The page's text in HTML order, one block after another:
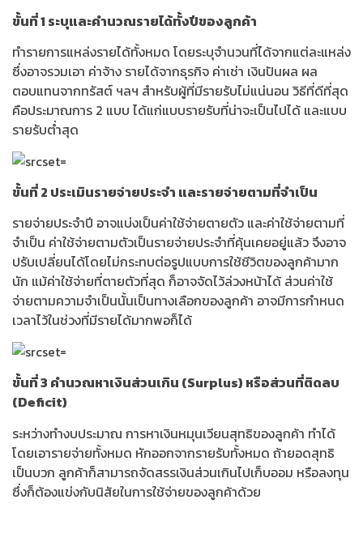
ขั้นที่1 ระบุและคำนวณรายได้ทั้งปีของลูกค้า
ทำรายการแหล่งรายได้ทั้งหมด โดยระบุจำนวนที่ได้จากแต่ละแหล่ง
ซึ่งอาจรวมเอา ค่าจ้าง รายได้จากธุรกิจ ค่าเช่า เงินปันผล ผล
ตอบแทนจากทรัสต์ ฯลฯ สำหรับผู้ที่มีรายรับไม่แน่นอน วิธีที่ดีที่สุด
คือประมาณการ 2 แบบ ได้แก่แบบรายรับที่น่าจะเป็นไปได้ และแบบ
รายรับต่ำสุด
ขั้นที่2 ประเมินรายจ่ายประจำ และรายจ่ายตามที่จำเป็น
รายจ่ายประจำปี อาจแบ่งเป็นค่าใช้จ่ายตายตัว และค่าใช้จ่ายตามที่
จำเป็น ค่าใช้จ่ายตามตัวเป็นรายจ่ายประจำที่คุ้นเคยอยู่แล้ว จึงอาจ
ปรับเปลี่ยนได้โดยไม่กระทบต่อรูปแบบการใช้ชีวิตของลูกค้ามาก
นัก แม้ค่าใช้จ่ายที่ตายตัวที่สุด ก็อาจจัดไว้ล่วงหน้าได้ ส่วนค่าใช้
จ่ายตามความจำเป็นนั้นเป็นทางเลือกของลูกค้า อาจมีการกำหนด
เวลาไว้ในช่วงที่มีรายได้มากพอก็ได้
ขั้นที่3 คำนวณหาเงินส่วนเกิน (Surplus) หรือส่วนที่ติดลบ
(Deficit)
ระหว่างทำงบประมาณ การหาเงินหมุนเวียนสุทธิของลูกค้า ทำได้
โดยเอารายจ่ายทั้งหมด หักออกจากรายรับทั้งหมด ถ้ายอดสุทธิ
เป็นบวก ลูกค้าก็สามารถจัดสรรเงินส่วนเกินไปเก็บออม หรือลงทุน
ซึ่งก็ต้องแข่งกับนิสัยในการใช้จ่ายของลูกค้าด้วย